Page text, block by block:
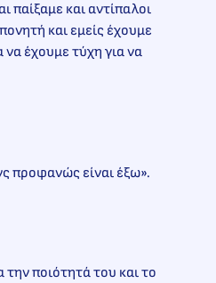
παίξαμε και αντίπαλοι
και εμείς έχουμε
να έχουμε τύχη για να
προφανώς είναι έξω».
την ποιότητά του και το